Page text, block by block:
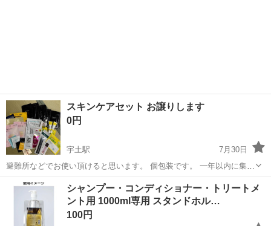
スキンケアセット お譲りします
0円
宇土駅
7月30日
避難所などでお使い頂けると思います。 個包装です。 一年以内に集め
たものです。 肌の弱い方は、避難生活のストレスなどもありますの
で、日常でお使いのものをご使用いただいた方がいいかもしれませ
ん。 日焼け止めの試...
熊本 熊本市 宇土駅 スキンケア
シャンプー・コンディショナー・トリートメ
ント用 1000ml専用 スタンドホル…
100円